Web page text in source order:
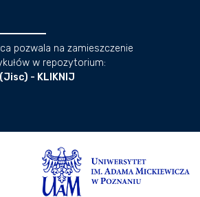
pozwala na zamieszczenie
w repozytorium:
- KLIKNIJ